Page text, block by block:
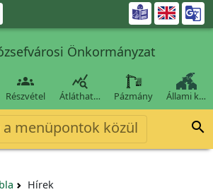

Önkormányzat

Részvétel

Átláthat… Pázmány Állami k…
a menüpontok közül 
Hírek